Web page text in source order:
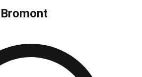
Bromont